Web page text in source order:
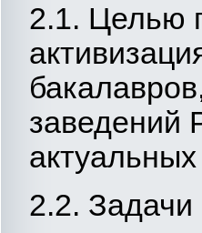
2.1. Целью
заведений
2.2.